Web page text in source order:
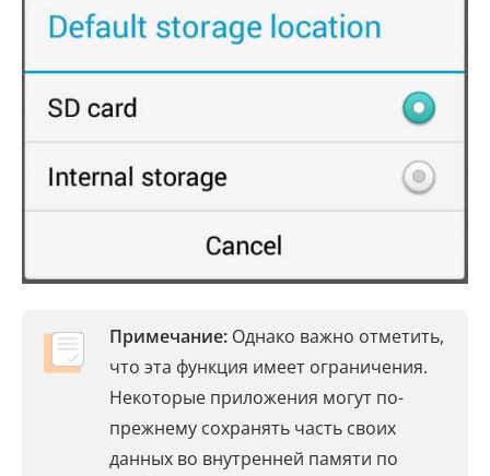
Примечание: Однако важно отметить,
что эта функция имеет ограничения.
Некоторые приложения могут по-
прежнему сохранять часть своих
данных во внутренней памяти по